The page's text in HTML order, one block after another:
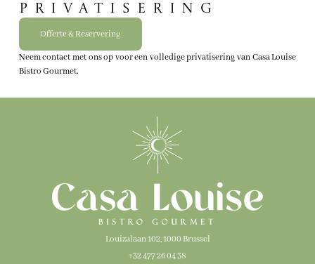
Privatisering
Offerte & Reservering
Neem contact met ons op voor een volledige privatisering van Casa Louise
Bistro Gourmet.
Louizalaan 102, 1000 Brussel
+32 477 26 04 38